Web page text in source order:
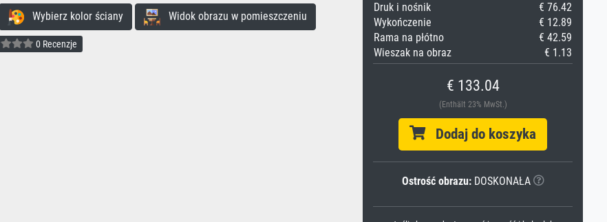
Wybierz kolor ściany Widok obrazu w pomieszczeniu
0 Recenzje
Druk i nośnik
€ 76.42
Wykończenie
€ 12.89
Rama na płótno
€ 42.59
Wieszak na obraz
€ 1.13
€ 133.04
(Enthält 23% MwSt.)
Dodaj do koszyka
Ostrość obrazu:DOSKONAŁA